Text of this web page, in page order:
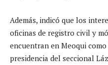
Además, indicó que los
oficinas de registro civil y
encuentran en Meoqui
presidencia del seccional